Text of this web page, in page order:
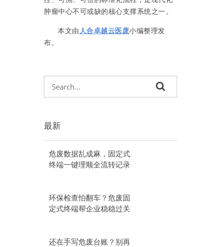
肿瘤中心不可或缺的核心支撑系统之一。
本文由 人合卓越云医废小编整理发
布。
最新
危废数据乱成麻，固定式
终端一键理顺全流转记录
环保检查怕翻车？危废固
定式终端帮企业稳稳过关
还在手写危废台账？别再